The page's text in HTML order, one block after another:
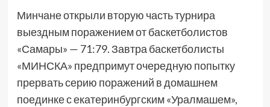
Минчане открыли вторую часть турнира
выездным поражением от баскетболистов
«Самары» — 71:79. Завтра баскетболисты
«МИНСКА» предпримут очередную попытку
прервать серию поражений в домашнем
поединке с екатеринбургским «Уралмашем»,